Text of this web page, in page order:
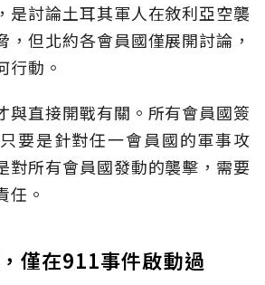
是討論土耳其軍人在敘利亞空襲
，但北約各會員國僅展開討論，
行動。
與直接開戰有關。所有會員國簽
要是針對任一會員國的軍事攻
對所有會員國發動的襲擊，需要
任。
僅在911事件啟動過